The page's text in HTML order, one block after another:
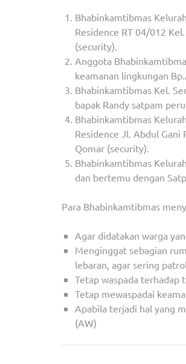
Bhabinkamtibmas
Residence RT 04/012
(security).
Anggota
keamanan lingkungan
Bhabinkamtibmas Kel.
bapak Randy satpam
Bhabinkamtibmas
Residence Jl. Abdul
Qomar (security).
Bhabinkamtibmas
dan bertemu dengan
Para Bhabinkamtibmas
Agar didatakan warga
Menginggat sebagian
lebaran, agar sering
Tetap waspada terhadap
Tetap mewaspadai
Apabila terjadi hal yang
(AW)